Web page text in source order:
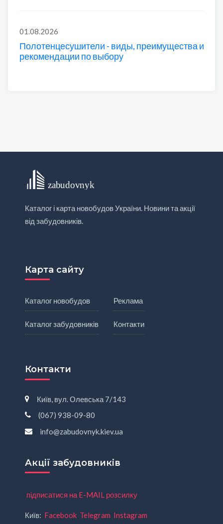
01.08.2026
Полотенцесушители - виды, преимущества и
рекомендации по выбору
Каталог і карта новобудов України. Новини та акції
від забудовників.
Карта сайту
Каталог новобудов
Каталог забудовників
Реклама
Контакти
Контакти
Київ, вул. Олевська 7/143
(067) 938-09-80
info@zabudovnyk.kiev.ua
Акції забудовників
підписатися на E-MAIL розсилку
Київ: Facebook Telegram Instagram